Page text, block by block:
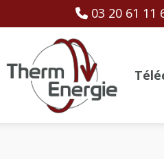
03 20 61 11